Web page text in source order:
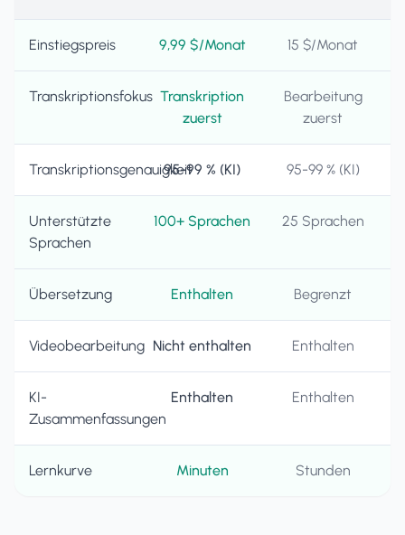
Einstiegspreis 9,99 $/Monat 15 $/Monat
Transkriptionsfokus Transkription
zuerst
Bearbeitung
zuerst
Transkriptionsgenauigkeit95-99 % (KI) 95-99 % (KI)
Unterstützte
Sprachen
100+ Sprachen 25 Sprachen
Übersetzung Enthalten Begrenzt
Videobearbeitung Nicht enthalten Enthalten
KI-
Zusammenfassungen
Enthalten Enthalten
Lernkurve Minuten Stunden